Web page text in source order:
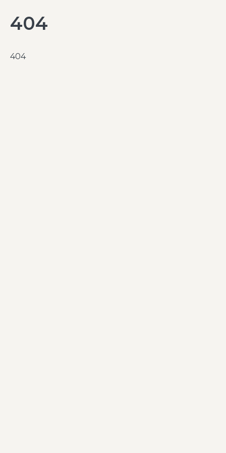
404
404